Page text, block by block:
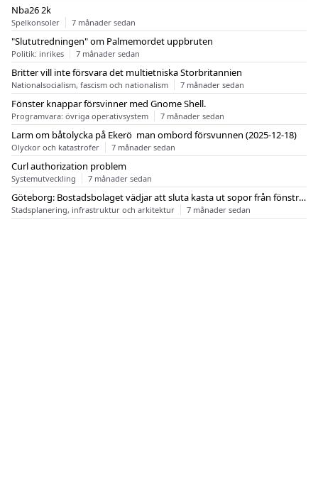
Nba26 2k
Spelkonsoler 7 månader sedan
"Slututredningen" om Palmemordet uppbruten
Politik: inrikes 7 månader sedan
Britter vill inte försvara det multietniska Storbritannien
Nationalsocialism, fascism och nationalism 7 månader sedan
Fönster knappar försvinner med Gnome Shell.
Programvara: övriga operativsystem 7 månader sedan
Larm om båtolycka på Ekerö  man ombord försvunnen (2025-12-18)
Olyckor och katastrofer 7 månader sedan
Curl authorization problem
Systemutveckling 7 månader sedan
Göteborg: Bostadsbolaget vädjar att sluta kasta ut sopor från fönstren
Stadsplanering, infrastruktur och arkitektur 7 månader sedan